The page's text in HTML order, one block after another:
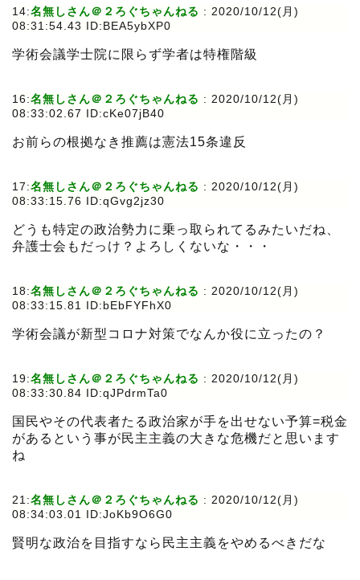
14:名無しさん＠２ろぐちゃんねる : 2020/10/12(月)
08:31:54.43 ID:BEA5ybXP0
学術会議学士院に限らず学者は特権階級
16:名無しさん＠２ろぐちゃんねる : 2020/10/12(月)
08:33:02.67 ID:cKe07jB40
お前らの根拠なき推薦は憲法15条違反
17:名無しさん＠２ろぐちゃんねる : 2020/10/12(月)
08:33:15.76 ID:qGvg2jz30
どうも特定の政治勢力に乗っ取られてるみたいだね、
弁護士会もだっけ？よろしくないな・・・
18:名無しさん＠２ろぐちゃんねる : 2020/10/12(月)
08:33:15.81 ID:bEbFYFhX0
学術会議が新型コロナ対策でなんか役に立ったの？
19:名無しさん＠２ろぐちゃんねる : 2020/10/12(月)
08:33:30.84 ID:qJPdrmTa0
国民やその代表者たる政治家が手を出せない予算=税金
があるという事が民主主義の大きな危機だと思います
ね
21:名無しさん＠２ろぐちゃんねる : 2020/10/12(月)
08:34:03.01 ID:JoKb9O6G0
賢明な政治を目指すなら民主主義をやめるべきだな